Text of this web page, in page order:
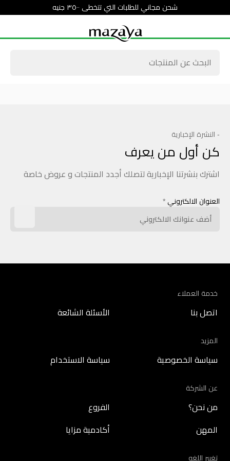
شحن مجاني للطلبات التي تتخطى ٣٥٠٠ جنيه
- النشرة الإخبارية
كن أول من يعرف
اشترك بنشرتنا الإخبارية لتصلك أجدد المنتجات و عروض خاصة
العنوان الالكتروني *
خدمة العملاء
اتصل بنا الأسئلة الشائعة
المزيد
سياسة الخصوصية سياسة الاستخدام
عن الشركة
من نحن؟ الفروع
المهن أكادمية مزايا
تغيير اللغه